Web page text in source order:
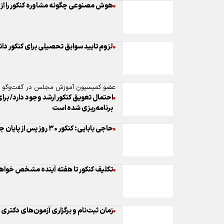
هوش مصنوعی چگونه مشاوره کنکور را از
لزوم تایید سوابق تحصیلی برای کنکور
عضو کمیسیون آموزش مجلس در گفت‌و‌گو با
احتمال تعویق کنکور ارشد وجود دارد/
برنامه‌ریزی شده است
حاجی بابایی: کنکور ۳۰ روز پس از پایان جنگ برگزار می‌شود
تکلیف کنکور تا هفته آینده مشخص
زمان ثبت‌نام و برگزاری آزمون‌های دکتری و